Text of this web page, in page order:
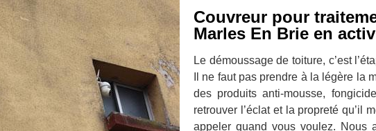
Couvreur pour
Marles En Brie en
Le démoussage de toiture, c’est
Il ne faut pas prendre à la légère la
des produits anti-mousse,
retrouver l’éclat et la propreté qu’il
appeler quand vous voulez. Nous